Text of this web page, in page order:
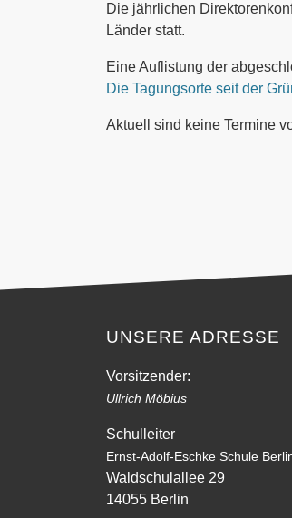
Die jährlichen
Länder statt.
Eine Auflistung der
Die Tagungsorte seit der
Aktuell sind keine Termine
UNSERE ADRESSE
Vorsitzender:
Ullrich Möbius
Schulleiter
Ernst-Adolf-Eschke Schule
Waldschulallee 29
14055 Berlin